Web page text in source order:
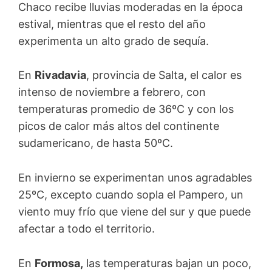
Chaco recibe lluvias moderadas en la época
estival, mientras que el resto del año
experimenta un alto grado de sequía.
En Rivadavia, provincia de Salta, el calor es
intenso de noviembre a febrero, con
temperaturas promedio de 36ºC y con los
picos de calor más altos del continente
sudamericano, de hasta 50ºC.
En invierno se experimentan unos agradables
25ºC, excepto cuando sopla el Pampero, un
viento muy frío que viene del sur y que puede
afectar a todo el territorio.
En Formosa, las temperaturas bajan un poco,